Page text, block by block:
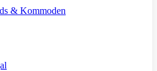
& Kommoden